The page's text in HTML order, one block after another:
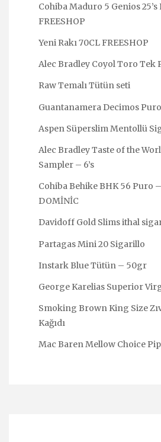
Cohiba Maduro 5 Genios 25’s
FREESHOP
Yeni Rakı 70CL FREESHOP
Alec Bradley Coyol Toro Tek
Raw Temalı Tütün seti
Guantanamera Decimos Puro
Aspen Süperslim Mentollü
Alec Bradley Taste of the
Sampler – 6’s
Cohiba Behike BHK 56 Puro
DOMİNİC
Davidoff Gold Slims ithal
Partagas Mini 20 Sigarillo
Instark Blue Tütün – 50gr
George Karelias Superior
Smoking Brown King Size
Kağıdı
Mac Baren Mellow Choice